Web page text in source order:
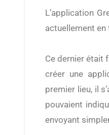
L’application GreenR a été lancée par Ruben, un jeune étudiant de 16 ans,
actuellement en
Ce dernier était
créer une
premier lieu, il
pouvaient
envoyant